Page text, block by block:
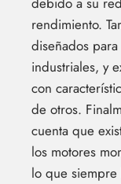
rendimiento.
diseñados
industriales, y
con
de otros.
cuenta que
los motores
lo que